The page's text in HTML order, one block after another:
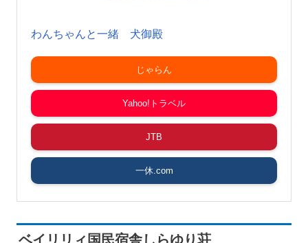
わんちゃんと一緒 犬御殿
じゃらん
Yahoo!トラベル
JTB
一休.com
ベイリリィ国民宿舎しらゆり荘